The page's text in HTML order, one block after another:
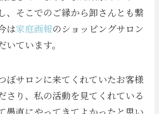
、そこでのご縁から卸さんとも繋
は家庭画報のショッピングサロン
いています。
ぼサロンに来てくれていたお客様
さり、私の活動を見てくれている
愚直にやってきてよかったと思い